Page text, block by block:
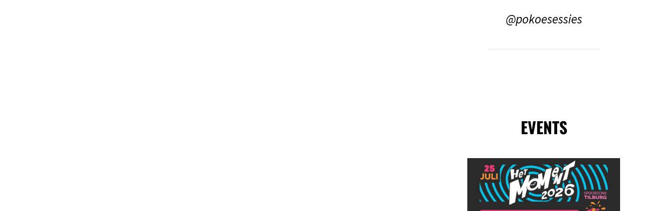
@pokoesessies
EVENTS